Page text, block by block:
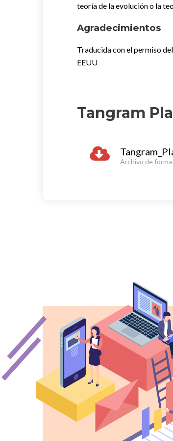
teoría de la evolución o la
Agradecimientos
Traducida con el permiso
EEUU
Tangram
Archivo de